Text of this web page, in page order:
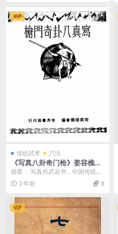
VIP
传统武术 刀法
《写真八卦奇门枪》姜容樵编-
世界书局-民国19[1930]-pdf
古籍下载
摘要： 写真尚武丛书，中国传统武
术枪术，姜容樵编分枪法八诀、札
拿封守与撑法、八母...
2 年前 8
VIP